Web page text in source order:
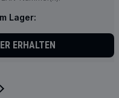
Lager:
ERHALTEN